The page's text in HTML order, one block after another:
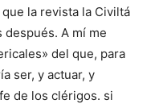
la revista la Civiltá
después. A mí me
del que, para
ser, y actuar, y
de los clérigos. si